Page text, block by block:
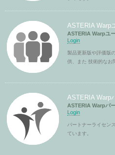
ASTERIA Warp
ASTERIA Warpユ
Login
製品更新版や評価版
供、また 技術的なお
ASTERIA Warp
ASTERIA Warpパ
Login
パートナーライセン
ています。